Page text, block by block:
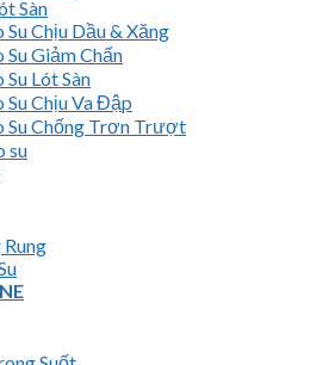
Sàn
Su Chịu Dầu & Xăng
Su Giảm Chấn
Su Lót Sàn
Su Chịu Va Đập
Su Chống Trơn Trượt
su
Rung